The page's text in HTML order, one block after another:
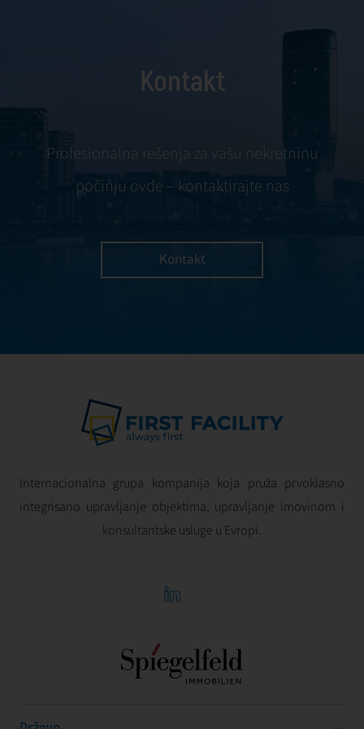
posmatramo kao
komponentu
modernog
upravljanja
osnovu
pouzdanog
fokusom na
prevenciju,
unapređenje
Kontakt
Profesionalna rešenja za vašu nekretninu
počinju ovde – kontaktirajte nas
Kontakt
Internacionalna grupa kompanija koja pruža prvoklasno
integrisano upravljanje objektima, upravljanje imovinom i
konsultantske usluge u Evropi.